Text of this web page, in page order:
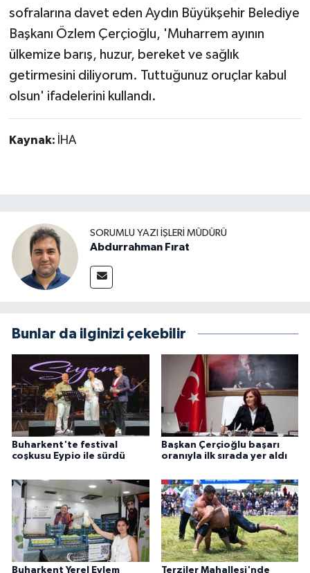
sofralarına davet eden Aydın Büyükşehir Belediye
Başkanı Özlem Çerçioğlu, 'Muharrem ayının
ülkemize barış, huzur, bereket ve sağlık
getirmesini diliyorum. Tuttuğunuz oruçlar kabul
olsun' ifadelerini kullandı.
Kaynak: İHA
SORUMLU YAZI İŞLERI MÜDÜRÜ
Abdurrahman Fırat
Bunlar da ilginizi çekebilir
Buharkent'te festival
coşkusu Eypio ile sürdü
Başkan Çerçioğlu başarı
oranıyla ilk sırada yer aldı
Buharkent Yerel Eylem Terziler Mahallesi'nde